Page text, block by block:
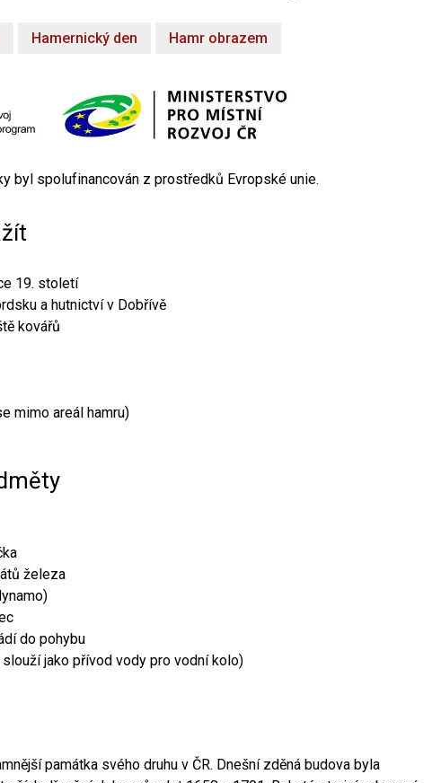
Hamernický den Hamr obrazem
byl spolufinancován z prostředků Evropské unie.
19. století
a hutnictví v Dobřívě
kovářů
mimo areál hamru)
železa
do pohybu
jako přívod vody pro vodní kolo)
památka svého druhu v ČR. Dnešní zděná budova byla